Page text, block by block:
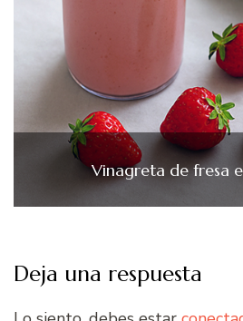
Vinagreta de fresa
Deja una respuesta